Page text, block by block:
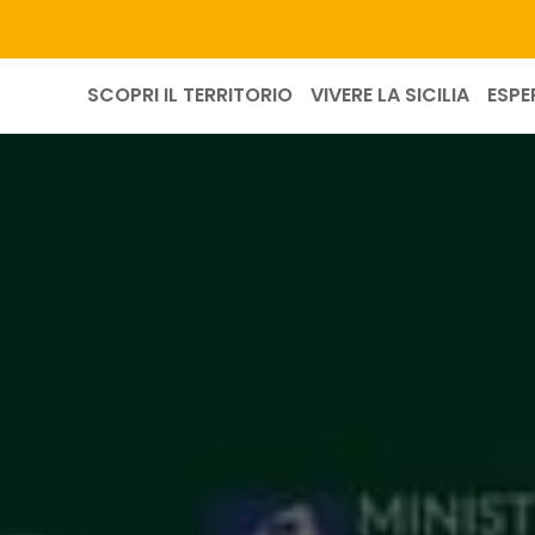
SCOPRI IL TERRITORIO VIVERE LA SICILIA